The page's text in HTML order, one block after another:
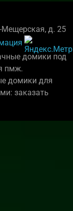
Мещерская, д. 25
домики под
пмж.
домики для
заказать